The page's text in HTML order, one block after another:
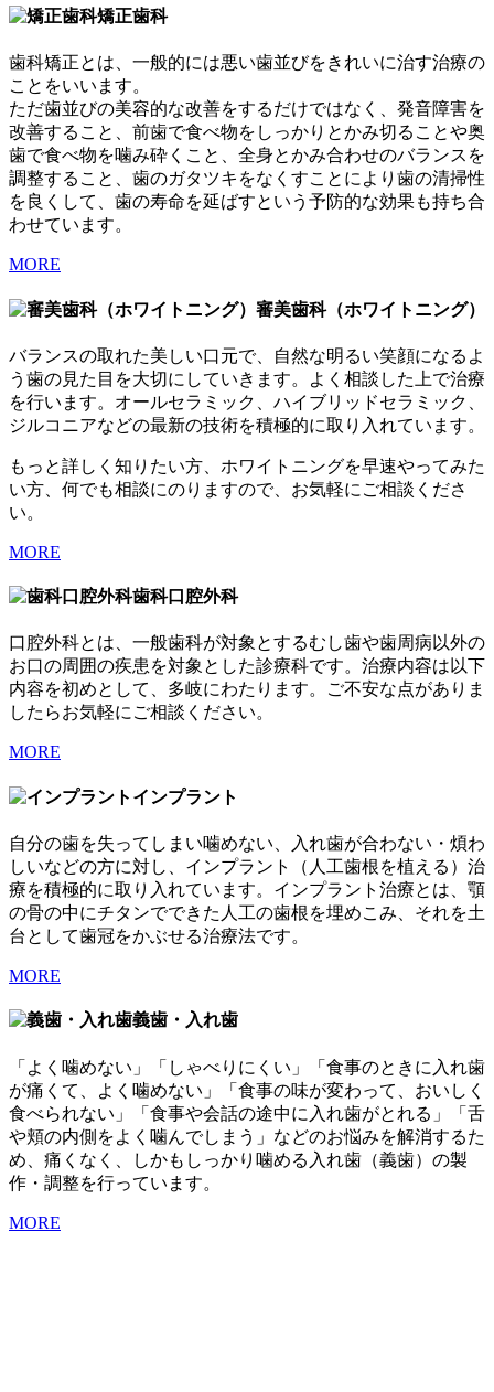
矯正歯科
歯科矯正とは、一般的には悪い歯並びをきれいに治す治療の
ことをいいます。
ただ歯並びの美容的な改善をするだけではなく、発音障害を
改善すること、前歯で食べ物をしっかりとかみ切ることや奥
歯で食べ物を噛み砕くこと、全身とかみ合わせのバランスを
調整すること、歯のガタツキをなくすことにより歯の清掃性
を良くして、歯の寿命を延ばすという予防的な効果も持ち合
わせています。
MORE
審美歯科（ホワイトニング）
バランスの取れた美しい口元で、自然な明るい笑顔になるよ
う歯の見た目を大切にしていきます。よく相談した上で治療
を行います。オールセラミック、ハイブリッドセラミック、
ジルコニアなどの最新の技術を積極的に取り入れています。
もっと詳しく知りたい方、ホワイトニングを早速やってみた
い方、何でも相談にのりますので、お気軽にご相談くださ
い。
MORE
歯科口腔外科
口腔外科とは、一般歯科が対象とするむし歯や歯周病以外の
お口の周囲の疾患を対象とした診療科です。治療内容は以下
内容を初めとして、多岐にわたります。ご不安な点がありま
したらお気軽にご相談ください。
MORE
インプラント
自分の歯を失ってしまい噛めない、入れ歯が合わない・煩わ
しいなどの方に対し、インプラント（人工歯根を植える）治
療を積極的に取り入れています。インプラント治療とは、顎
の骨の中にチタンでできた人工の歯根を埋めこみ、それを土
台として歯冠をかぶせる治療法です。
MORE
義歯・入れ歯
「よく噛めない」「しゃべりにくい」「食事のときに入れ歯
が痛くて、よく噛めない」「食事の味が変わって、おいしく
食べられない」「食事や会話の途中に入れ歯がとれる」「舌
や頬の内側をよく噛んでしまう」などのお悩みを解消するた
め、痛くなく、しかもしっかり噛める入れ歯（義歯）の製
作・調整を行っています。
MORE